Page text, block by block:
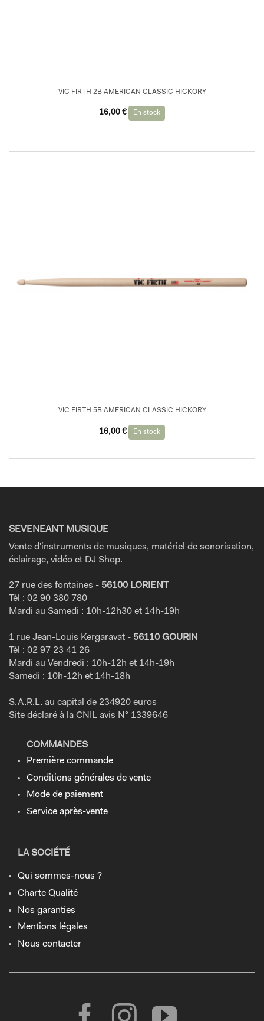
VIC FIRTH 2B AMERICAN CLASSIC HICKORY
16,00 € En stock
VIC FIRTH 5B AMERICAN CLASSIC HICKORY
16,00 € En stock
SEVENEANT MUSIQUE
Vente d'instruments de musiques, matériel de sonorisation,
éclairage, vidéo et DJ Shop.
27 rue des fontaines - 56100 LORIENT
Tél : 02 90 380 780
Mardi au Samedi : 10h-12h30 et 14h-19h
1 rue Jean-Louis Kergaravat - 56110 GOURIN
Tél : 02 97 23 41 26
Mardi au Vendredi : 10h-12h et 14h-19h
Samedi : 10h-12h et 14h-18h
S.A.R.L. au capital de 234920 euros
Site déclaré à la CNIL avis N° 1339646
COMMANDES
Première commande
Conditions générales de vente
Mode de paiement
Service après-vente
LA SOCIÉTÉ
Qui sommes-nous ?
Charte Qualité
Nos garanties
Mentions légales
Nous contacter